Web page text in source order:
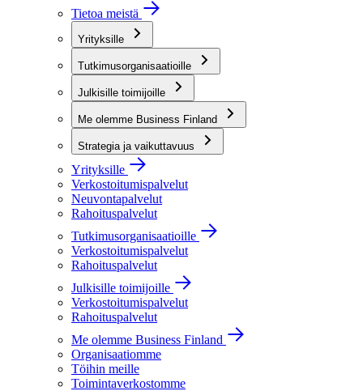
Tietoa meistä
Yrityksille
Tutkimusorganisaatioille
Julkisille toimijoille
Me olemme Business Finland
Strategia ja vaikuttavuus
Yrityksille
Verkostoitumispalvelut
Neuvontapalvelut
Rahoituspalvelut
Tutkimusorganisaatioille
Verkostoitumispalvelut
Rahoituspalvelut
Julkisille toimijoille
Verkostoitumispalvelut
Rahoituspalvelut
Me olemme Business Finland
Organisaatiomme
Töihin meille
Toimintaverkostomme